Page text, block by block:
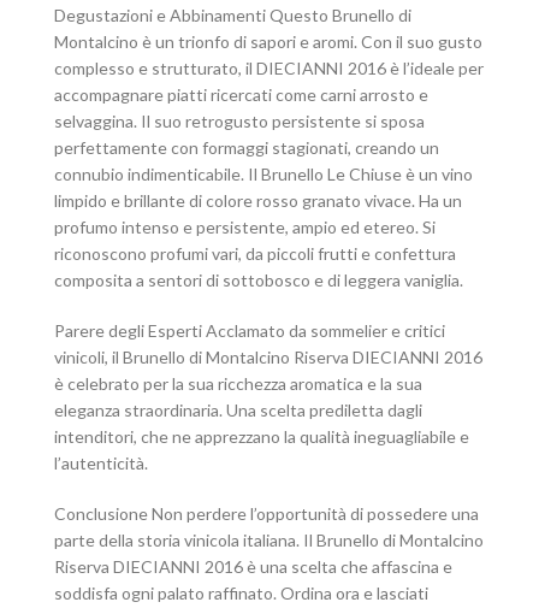
Degustazioni e Abbinamenti Questo Brunello di
Montalcino è un trionfo di sapori e aromi. Con il suo gusto
complesso e strutturato, il DIECIANNI 2016 è l’ideale per
accompagnare piatti ricercati come carni arrosto e
selvaggina. Il suo retrogusto persistente si sposa
perfettamente con formaggi stagionati, creando un
connubio indimenticabile. Il Brunello Le Chiuse è un vino
limpido e brillante di colore rosso granato vivace. Ha un
profumo intenso e persistente, ampio ed etereo. Si
riconoscono profumi vari, da piccoli frutti e confettura
composita a sentori di sottobosco e di leggera vaniglia.
Parere degli Esperti Acclamato da sommelier e critici
vinicoli, il Brunello di Montalcino Riserva DIECIANNI 2016
è celebrato per la sua ricchezza aromatica e la sua
eleganza straordinaria. Una scelta prediletta dagli
intenditori, che ne apprezzano la qualità ineguagliabile e
l’autenticità.
Conclusione Non perdere l’opportunità di possedere una
parte della storia vinicola italiana. Il Brunello di Montalcino
Riserva DIECIANNI 2016 è una scelta che affascina e
soddisfa ogni palato raffinato. Ordina ora e lasciati